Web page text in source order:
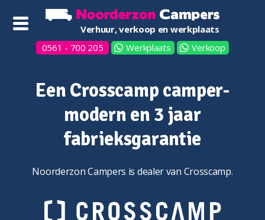
Verhuur, verkoop en werkplaats
0561 - 700 205
Werkplaats Verkoop
Een Crosscamp camper-
modern en 3 jaar
fabrieksgarantie
Noorderzon Campers is dealer van Crosscamp.